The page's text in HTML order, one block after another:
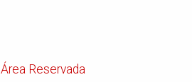
Área Reservada